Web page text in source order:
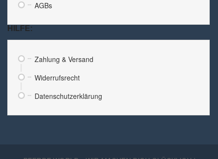
AGBs
HILFE:
Zahlung & Versand
Widerrufsrecht
Datenschutzerklärung